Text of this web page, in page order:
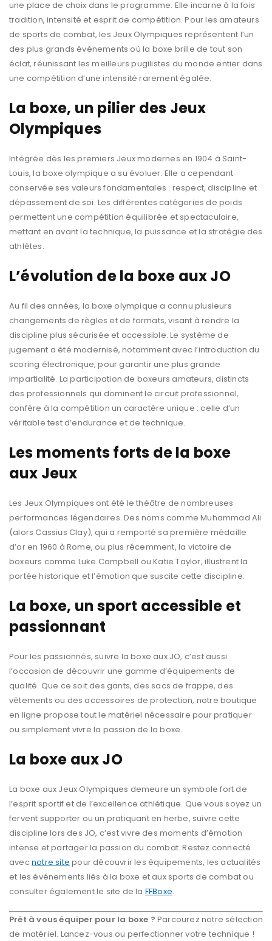
une place de choix dans le programme. Elle incarne à la fois
tradition, intensité et esprit de compétition. Pour les amateurs
de sports de combat, les Jeux Olympiques représentent l’un
des plus grands événements où la boxe brille de tout son
éclat, réunissant les meilleurs pugilistes du monde entier dans
une compétition d’une intensité rarement égalée.
La boxe, un pilier des Jeux
Olympiques
Intégrée dès les premiers Jeux modernes en 1904 à Saint-
Louis, la boxe olympique a su évoluer. Elle a cependant
conservée ses valeurs fondamentales : respect, discipline et
dépassement de soi. Les différentes catégories de poids
permettent une compétition équilibrée et spectaculaire,
mettant en avant la technique, la puissance et la stratégie des
athlètes.
L’évolution de la boxe aux JO
Au fil des années, la boxe olympique a connu plusieurs
changements de règles et de formats, visant à rendre la
discipline plus sécurisée et accessible. Le système de
jugement a été modernisé, notamment avec l’introduction du
scoring électronique, pour garantir une plus grande
impartialité. La participation de boxeurs amateurs, distincts
des professionnels qui dominent le circuit professionnel,
confère à la compétition un caractère unique : celle d’un
véritable test d’endurance et de technique.
Les moments forts de la boxe
aux Jeux
Les Jeux Olympiques ont été le théâtre de nombreuses
performances légendaires. Des noms comme Muhammad Ali
(alors Cassius Clay), qui a remporté sa première médaille
d’or en 1960 à Rome, ou plus récemment, la victoire de
boxeurs comme Luke Campbell ou Katie Taylor, illustrent la
portée historique et l’émotion que suscite cette discipline.
La boxe, un sport accessible et
passionnant
Pour les passionnés, suivre la boxe aux JO, c’est aussi
l’occasion de découvrir une gamme d’équipements de
qualité. Que ce soit des gants, des sacs de frappe, des
vêtements ou des accessoires de protection, notre boutique
en ligne propose tout le matériel nécessaire pour pratiquer
ou simplement vivre la passion de la boxe.
La boxe aux JO
La boxe aux Jeux Olympiques demeure un symbole fort de
l’esprit sportif et de l’excellence athlétique. Que vous soyez un
fervent supporter ou un pratiquant en herbe, suivre cette
discipline lors des JO, c’est vivre des moments d’émotion
intense et partager la passion du combat. Restez connecté
avecnotre site pour découvrir les équipements, les actualités
et les événements liés à la boxe et aux sports de combat ou
consulter également le site de la FFBoxe.
Prêt à vous équiper pour la boxe ? Parcourez notre sélection
de matériel. Lancez-vous ou perfectionner votre technique !